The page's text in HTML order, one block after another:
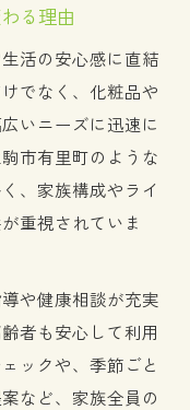
子育て家庭を支
れる家族の満足
る理由とその背
と健康を両立す
る理由
活の安心感に直結
でなく、化粧品や
いニーズに迅速に
市有里町のような
、家族構成やライ
重視されていま
や健康相談が充実
者も安心して利用
ックや、季節ごと
など、家族全員の